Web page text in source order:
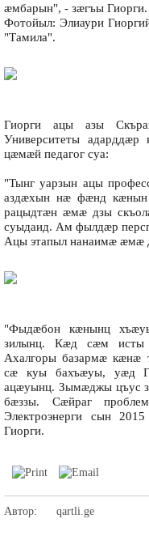
æмбарын", - зæгъы Гиорги.
Фотойыл: Элиаури
"Тамила".
Гиорги ацы азы
Университеты
цæмæй педагог суа:
"Тынг уарзын ацы
аздæхын нæ фæнд
рацыдтæн æмæ дзы
суыдаид. Ам фылдæр
Ацы этапыл нанаимæ æмæ
"Фыдæбон кæнынц
зилынц. Кæд сæм
Ахалгоры базармæ кæнæ
сæ куы бахъæуы, уæд
ацæуынц. Зымæджы цъус
бæззы. Сæйраг
Электроэнерги сын
Гиорги.
Автор: qartli.ge